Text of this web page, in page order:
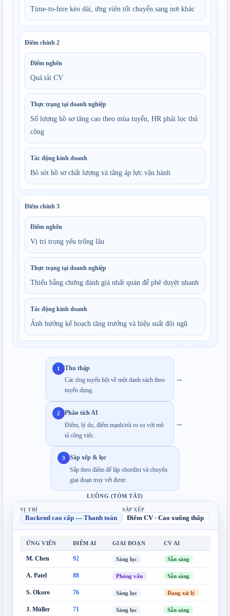
Time-to-hire kéo dài, ứng viên tốt chuyển sang nơi khác
Điểm chính 2
Điểm nghẽn
Quá tải CV
Thực trạng tại doanh nghiệp
Số lượng hồ sơ tăng cao theo mùa tuyển, HR phải lọc thủ
công
Tác động kinh doanh
Bỏ sót hồ sơ chất lượng và tăng áp lực vận hành
Điểm chính 3
Điểm nghẽn
Vị trí trọng yếu trống lâu
Thực trạng tại doanh nghiệp
Thiếu bằng chứng đánh giá nhất quán để phê duyệt nhanh
Tác động kinh doanh
Ảnh hưởng kế hoạch tăng trưởng và hiệu suất đội ngũ
1 Thu thập
Các ứng tuyển hội về một danh sách theo
tuyển dụng.
→
2 Phân tích AI
Điểm, lý do, điểm mạnh/rủi ro so với mô
tả công việc.
→
3 Sắp xếp & lọc
Sắp theo điểm để lập shortlist và chuyển
giai đoạn truy vết được.
LUỒNG (TÓM TẮT)
VỊ TRÍ
Backend cao cấp — Thanh toán
SẮP XẾP
Điểm CV · Cao xuống thấp
ỨNG VIÊN ĐIỂM AI GIAI ĐOẠN CV AI
M. Chen 92 Sàng lọc Sẵn sàng
A. Patel 88 Phỏng vấn Sẵn sàng
S. Okoro 76 Sàng lọc Đang xử lý
J. Müller 71 Sàng lọc Sẵn sàng